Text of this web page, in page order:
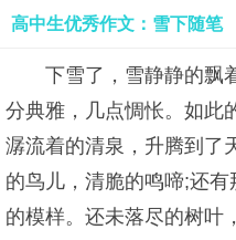
高中生优秀作文：雪下随笔
下雪了，雪静静的飘
分典雅，几点惆怅。如此
潺流着的清泉，升腾到了
的鸟儿，清脆的鸣啼;还
的模样。还未落尽的树叶